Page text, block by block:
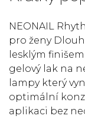
NEONAIL
pro ženy
lesklým
gelový lak na
lampy který
optimální
aplikaci bez